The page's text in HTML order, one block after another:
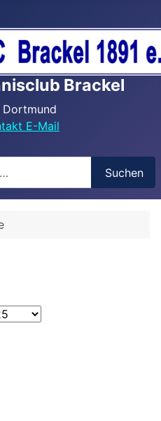
Brackel
E-Mail
Suchen